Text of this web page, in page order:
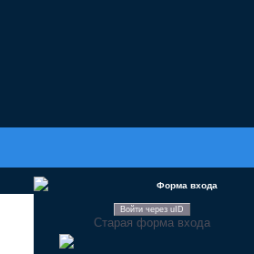
Форма входа
Войти через uID
Старая форма входа